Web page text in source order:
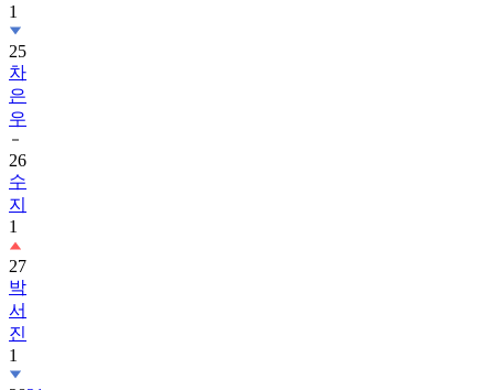
1
25
차
은
우
26
수
지
1
27
박
서
진
1